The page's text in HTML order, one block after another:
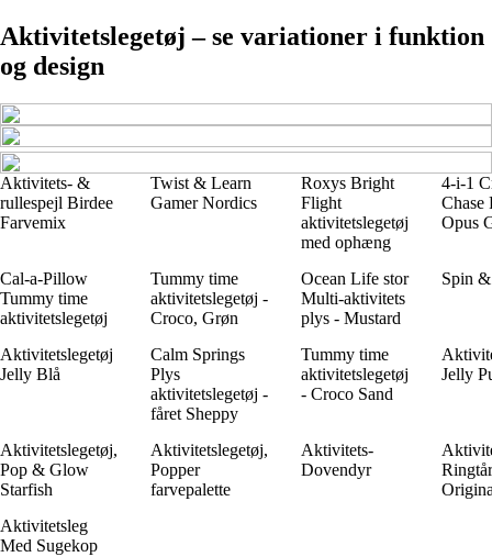
Aktivitetslegetøj – se variationer i funktion
og design
Aktivitets- &
rullespejl Birdee
Farvemix
Twist & Learn
Gamer Nordics
Roxys Bright
Flight
aktivitetslegetøj
med ophæng
4-i-1
Chase
Opus
Cal-a-Pillow
Tummy time
aktivitetslegetøj
Tummy time
aktivitetslegetøj -
Croco, Grøn
Ocean Life stor
Multi-aktivitets
plys - Mustard
Spin
Aktivitetslegetøj
Jelly Blå
Calm Springs
Plys
aktivitetslegetøj -
fåret Sheppy
Tummy time
aktivitetslegetøj
- Croco Sand
Jelly
Aktivitetslegetøj,
Pop & Glow
Starfish
Aktivitetslegetøj,
Popper
farvepalette
Aktivitets-
Dovendyr
Aktivitetsleg
Med Sugekop